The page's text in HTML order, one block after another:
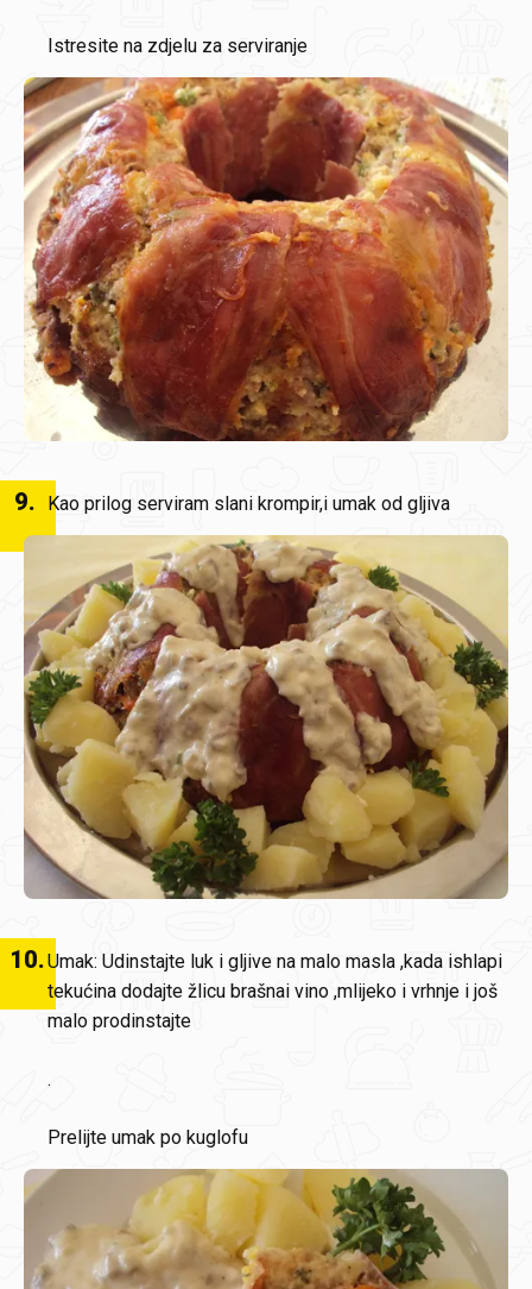
Istresite na zdjelu za serviranje
9. Kao prilog serviram slani krompir,i umak od gljiva
10.Umak: Udinstajte luk i gljive na malo masla ,kada ishlapi
tekućina dodajte žlicu brašnai vino ,mlijeko i vrhnje i još
malo prodinstajte
.
Prelijte umak po kuglofu